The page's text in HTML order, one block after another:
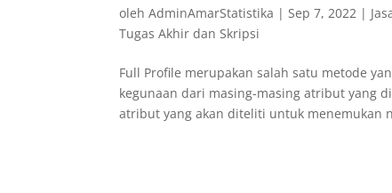
olehAdminAmarStatistika |Sep 7, 2022 |
Tugas Akhir dan Skripsi
Full Profile merupakan salah satu metode
kegunaan dari masing-masing atribut yang
atribut yang akan diteliti untuk menemukan